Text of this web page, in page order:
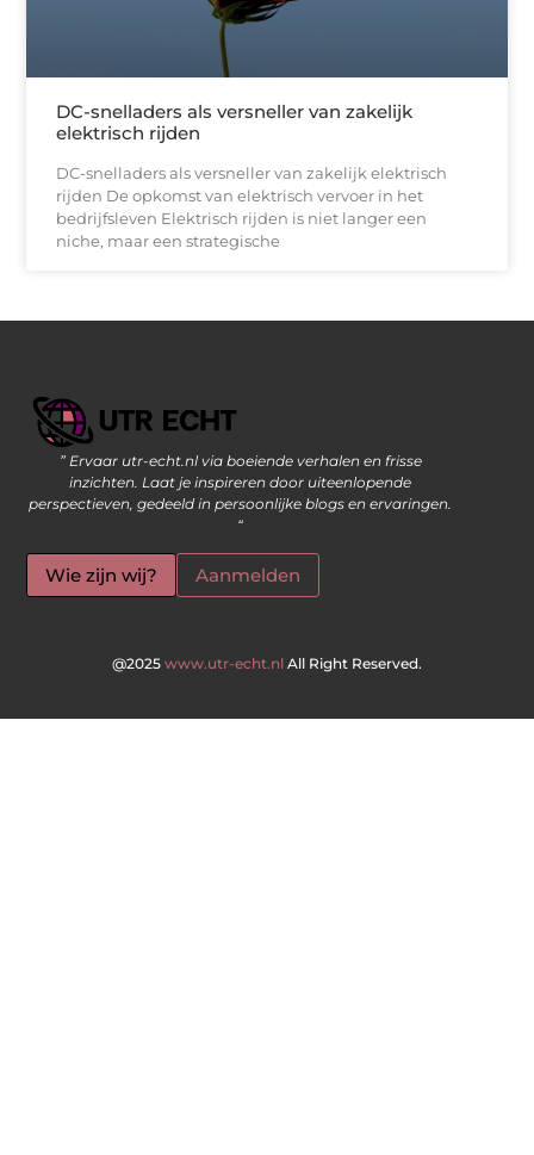
DC-snelladers als versneller van zakelijk
elektrisch rijden
DC-snelladers als versneller van zakelijk elektrisch
rijden De opkomst van elektrisch vervoer in het
bedrijfsleven Elektrisch rijden is niet langer een
niche, maar een strategische
” Ervaar utr-echt.nl via boeiende verhalen en frisse
inzichten. Laat je inspireren door uiteenlopende
perspectieven, gedeeld in persoonlijke blogs en ervaringen.
“
Wie zijn wij? Aanmelden
@2025 www.utr-echt.nl All Right Reserved.